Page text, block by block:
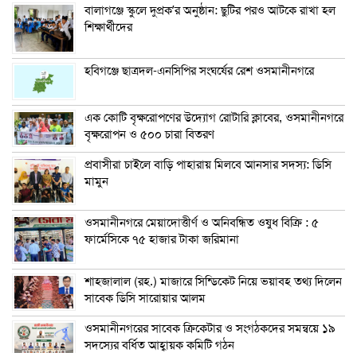
বালাগঞ্জে স্কুলে দুপ্রক’র অনুষ্ঠান: ছুটির পরও আটকে রাখা হল
শিক্ষার্থীদের
হবিগঞ্জে ছাত্রদল-এনসিপির সংঘর্ষের রেশ ওসমানীনগরে
এক কোটি বৃক্ষরোপণের উদ্যোগ রোটারি ক্লাবের, ওসমানীনগরে
বৃক্ষরোপন ও ৫০০ চারা বিতরণ
প্রবাসীরা চাইলে বাড়ি পাহারায় মিলবে আনসার সদস্য: ডিসি
মামুন
ওসমানীনগরে মেয়াদোত্তীর্ণ ও অনিবন্ধিত ওষুধ বিক্রি : ৫
ফার্মেসিকে ৭৫ হাজার টাকা জরিমানা
শাহজালাল (রহ.) মাজারে সিন্ডিকেট নিয়ে ভয়াবহ তথ্য দিলেন
সাবেক ডিসি সারোয়ার আলম
ওসমানীনগরের সাবেক ক্রিকেটার ও সংগঠকদের সমন্বয়ে ১৯
সদস্যের বর্ধিত আহ্বায়ক কমিটি গঠন